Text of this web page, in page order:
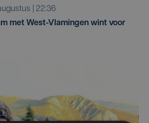
augustus | 22:36
met West-Vlamingen wint voor